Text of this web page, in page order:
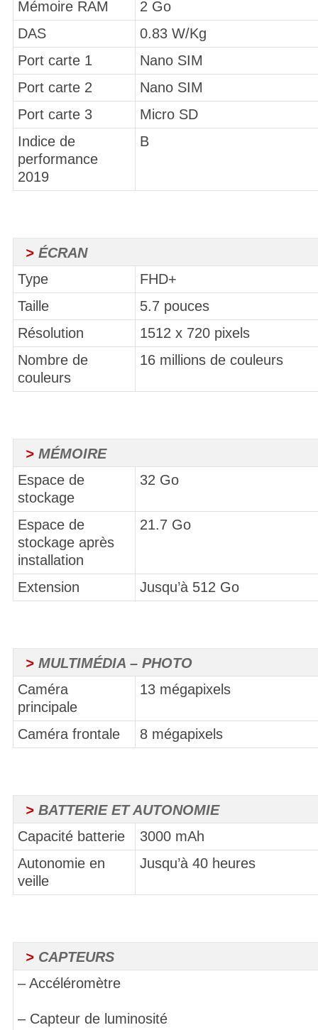
Mémoire RAM
2 Go
DAS
0.83 W/Kg
Port carte 1
Nano SIM
Port carte 2
Nano SIM
Port carte 3
Micro SD
Indice de
performance
2019
B
> ÉCRAN
Type
FHD+
Taille
5.7 pouces
Résolution
1512 x 720 pixels
Nombre de
couleurs
16 millions de couleurs
> MÉMOIRE
Espace de
stockage
32 Go
Espace de
stockage après
installation
21.7 Go
Extension Jusqu’à 512 Go
> MULTIMÉDIA – PHOTO
Caméra
principale
13 mégapixels
Caméra frontale 8 mégapixels
> BATTERIE ET AUTONOMIE
Capacité batterie
3000 mAh
Autonomie en
veille
Jusqu’à 40 heures
> CAPTEURS
– Accéléromètre
– Capteur de luminosité